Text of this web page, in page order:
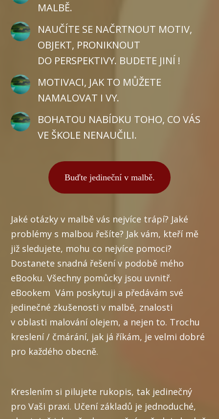
MALBĚ.
NAUČÍTE SE NAČRTNOUT MOTIV,
OBJEKT, PRONIKNOUT
DO PERSPEKTIVY. BUDETE JINÍ !
MOTIVACI, JAK TO MŮŽETE
NAMALOVAT I VY.
BOHATOU NABÍDKU TOHO, CO VÁS
VE ŠKOLE NENAUČILI.
Buďte jedineční v malbě.
Jaké otázky v malbě vás nejvíce trápí? Jaké
problémy s malbou řešíte? Jak vám, kteří mě
již sledujete, mohu co nejvíce pomoci?
Dostanete snadná řešení v podobě mého
eBooku. Všechny pomůcky jsou uvnitř.
eBookem Vám poskytuji a předávám své
jedinečné zkušenosti v malbě, znalosti
v oblasti malování olejem, a nejen to. Trochu
kreslení / čmárání, jak já říkám, je velmi dobré
pro každého obecně.
Kreslením si pilujete rukopis, tak jedinečný
pro Vaši praxi. Učení základů je jednoduché,